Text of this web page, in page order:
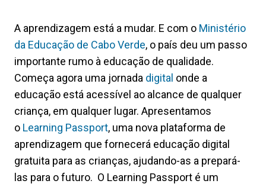
A aprendizagem está a mudar. E com o Ministério
da Educação de Cabo Verde, o país deu um passo
importante rumo à educação de qualidade.
Começa agora uma jornada digital onde a
educação está acessível ao alcance de qualquer
criança, em qualquer lugar. Apresentamos
o Learning Passport, uma nova plataforma de
aprendizagem que fornecerá educação digital
gratuita para as crianças, ajudando-as a prepará-
las para o futuro. O Learning Passport é um